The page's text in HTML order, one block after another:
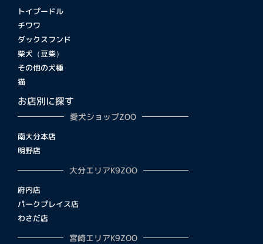
トイプードル
チワワ
ダックスフンド
柴犬（豆柴）
その他の犬種
猫
お店別に探す
愛犬ショップZOO
南大分本店
明野店
大分エリアK9ZOO
府内店
パークプレイス店
わさだ店
宮崎エリアK9ZOO